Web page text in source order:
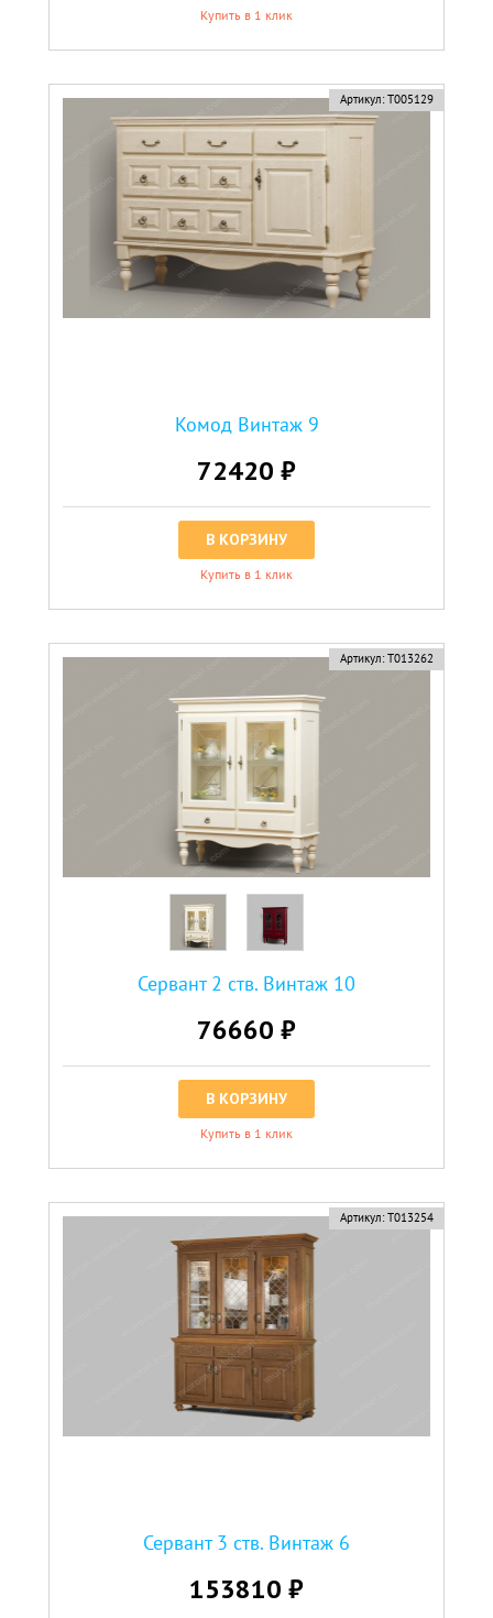
Купить в 1 клик
Артикул: Т005129
Комод Винтаж 9
72420 ₽
В КОРЗИНУ
Купить в 1 клик
Артикул: Т013262
Сервант 2 ств. Винтаж 10
76660 ₽
В КОРЗИНУ
Купить в 1 клик
Артикул: Т013254
Сервант 3 ств. Винтаж 6
153810 ₽